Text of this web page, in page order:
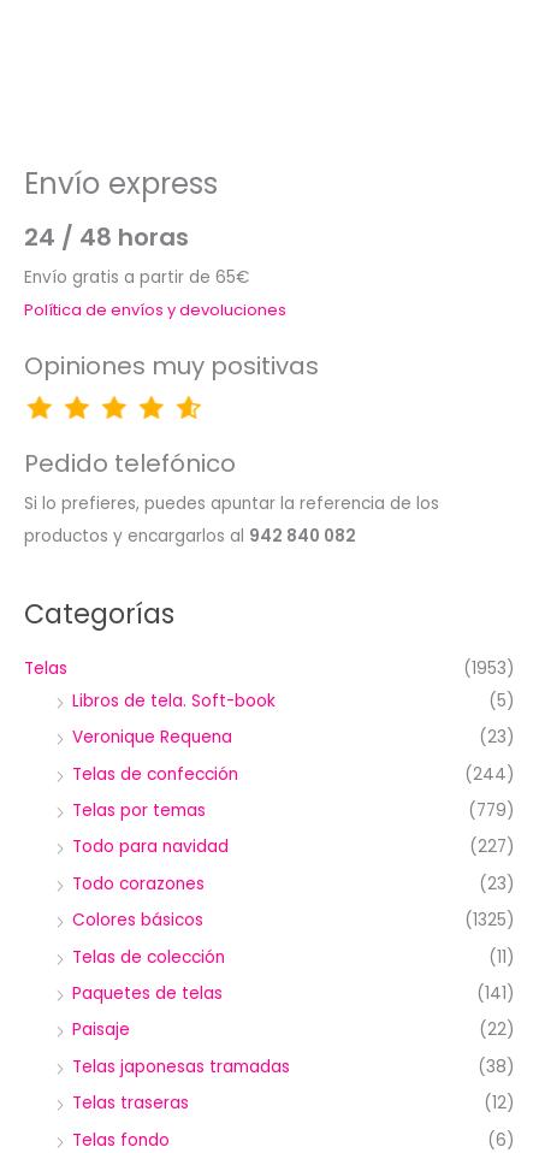
Envío express
24 / 48 horas
Envío gratis a partir de 65€
Política de envíos y devoluciones
Opiniones muy positivas
Pedido telefónico
Si lo prefieres, puedes apuntar la referencia de los
productos y encargarlos al 942 840 082
Categorías
Telas
(1953)
Libros de tela. Soft-book
(5)
Veronique Requena
(23)
Telas de confección
(244)
Telas por temas
(779)
Todo para navidad
(227)
Todo corazones
(23)
Colores básicos
(1325)
Telas de colección
(11)
Paquetes de telas
(141)
Paisaje
(22)
Telas japonesas tramadas
(38)
Telas traseras
(12)
Telas fondo
(6)